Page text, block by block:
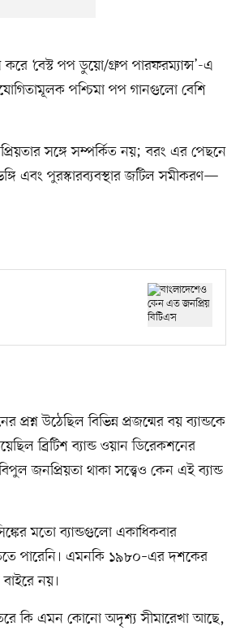
করে ‘বেস্ট পপ ডুয়ো/গ্রুপ পারফরম্যান্স’-এ
পশ্চিমা পপ গানগুলো বেশি
সঙ্গে সম্পর্কিত নয়; বরং এর পেছনে
এবং পুরস্কারব্যবস্থার জটিল সমীকরণ—
উঠেছিল বিভিন্ন প্রজন্মের বয় ব্যান্ডকে
ব্রিটিশ ব্যান্ড ওয়ান ডিরেকশনের
জনপ্রিয়তা থাকা সত্ত্বেও কেন এই ব্যান্ড
মতো ব্যান্ডগুলো একাধিকবার
পারেনি। এমনকি ১৯৮০–এর দশকের
নয়।
কি এমন কোনো অদৃশ্য সীমারেখা আছে,